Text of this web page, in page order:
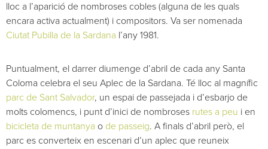
lloc a l’aparició de nombroses cobles (alguna de les quals
encara activa actualment) i compositors. Va ser nomenada
Ciutat Pubilla de la Sardana l’any 1981.
Puntualment, el darrer diumenge d’abril de cada any Santa
Coloma celebra el seu Aplec de la Sardana. Té lloc al magnífic
parc de Sant Salvador, un espai de passejada i d’esbarjo de
molts colomencs, i punt d’inici de nombroses rutes a peu i en
bicicleta de muntanya o de passeig. A finals d’abril però, el
parc es converteix en escenari d’un aplec que reuneix